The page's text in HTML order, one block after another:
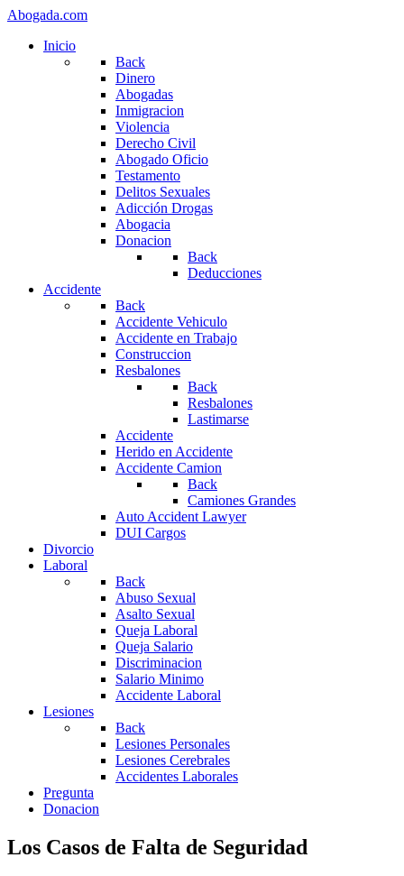
Abogada.com
Inicio
Back
Dinero
Abogadas
Inmigracion
Violencia
Derecho Civil
Abogado Oficio
Testamento
Delitos Sexuales
Adicción Drogas
Abogacia
Donacion
Back
Deducciones
Accidente
Back
Accidente Vehiculo
Accidente en Trabajo
Construccion
Resbalones
Back
Resbalones
Lastimarse
Accidente
Herido en Accidente
Accidente Camion
Back
Camiones Grandes
Auto Accident Lawyer
DUI Cargos
Divorcio
Laboral
Back
Abuso Sexual
Asalto Sexual
Queja Laboral
Queja Salario
Discriminacion
Salario Minimo
Accidente Laboral
Lesiones
Back
Lesiones Personales
Lesiones Cerebrales
Accidentes Laborales
Pregunta
Donacion
Los Casos de Falta de Seguridad